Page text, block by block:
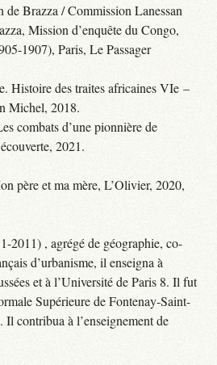
de Brazza / Commission Lanessan
Mission d’enquête du Congo,
1907), Paris, Le Passager
Histoire des traites africaines VIe –
Michel, 2018.
combats d’une pionnière de
2021.
père et ma mère, L’Olivier, 2020,
2011) , agrégé de géographie, co-
d’urbanisme, il enseigna à
et à l’Université de Paris 8. Il fut
Supérieure de Fontenay-Saint-
contribua à l’enseignement de